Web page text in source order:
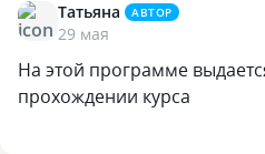
Татьяна АВТОР
29 мая
На этой программе
прохождении курса